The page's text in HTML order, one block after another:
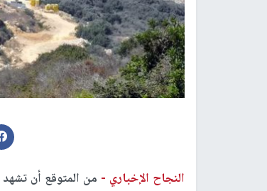
النجاح الإخباري - من المتوقع أن تشهد